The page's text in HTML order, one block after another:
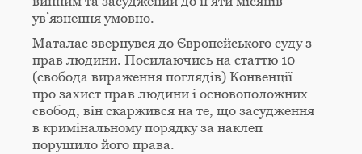
ув’язнення умовно.
Маталас звернувся до Європейського суду з
прав людини. Посилаючись на статтю 10
(свобода вираження поглядів) Конвенції
про захист прав людини і основоположних
свобод, він скаржився на те, що засудження
в кримінальному порядку за наклеп
порушило його права.